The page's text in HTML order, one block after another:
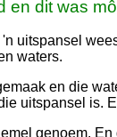
en dit was
uitspansel
waters.
en die
uitspansel is.
genoem.